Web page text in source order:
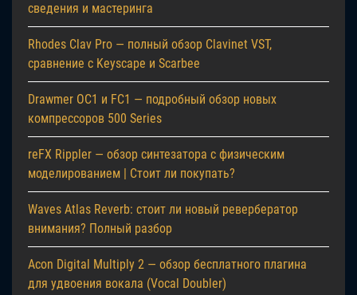
сведения и мастеринга
Rhodes Clav Pro — полный обзор Clavinet VST,
сравнение с Keyscape и Scarbee
Drawmer OC1 и FC1 — подробный обзор новых
компрессоров 500 Series
reFX Rippler — обзор синтезатора с физическим
моделированием | Стоит ли покупать?
Waves Atlas Reverb: стоит ли новый ревербератор
внимания? Полный разбор
Acon Digital Multiply 2 — обзор бесплатного плагина
для удвоения вокала (Vocal Doubler)